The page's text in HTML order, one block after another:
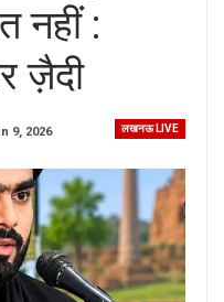
नहीं :
ज़ैदी
लखनऊ LIVE
9, 2026